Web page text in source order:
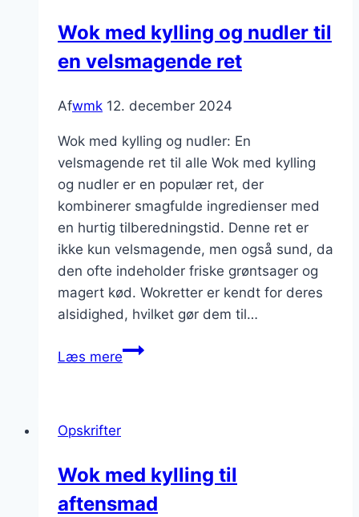
en
nem
Wok med kylling og nudler til
en velsmagende ret
Afwmk 12. december 2024
Wok med kylling og nudler: En
velsmagende ret til alle Wok med kylling
og nudler er en populær ret, der
kombinerer smagfulde ingredienser med
en hurtig tilberedningstid. Denne ret er
ikke kun velsmagende, men også sund, da
den ofte indeholder friske grøntsager og
magert kød. Wokretter er kendt for deres
alsidighed, hvilket gør dem til…
Læs mereWok
en
velsmagende
Opskrifter
Wok med kylling til
aftensmad